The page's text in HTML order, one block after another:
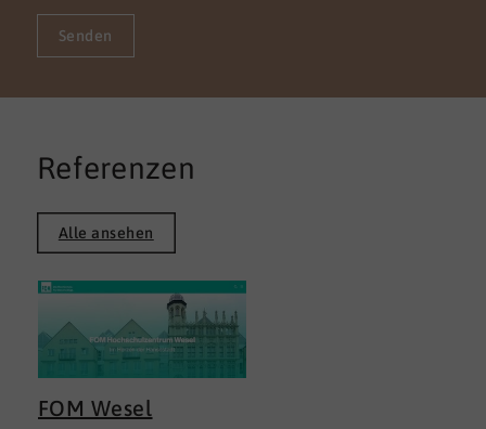
Senden
Referenzen
Alle ansehen
FOM Wesel